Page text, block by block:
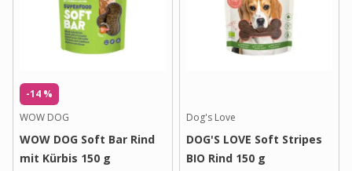
-14 %
WOW DOG
WOW DOG Soft Bar Rind
mit Kürbis 150 g
Dog's Love
DOG'S LOVE Soft Stripes
BIO Rind 150 g